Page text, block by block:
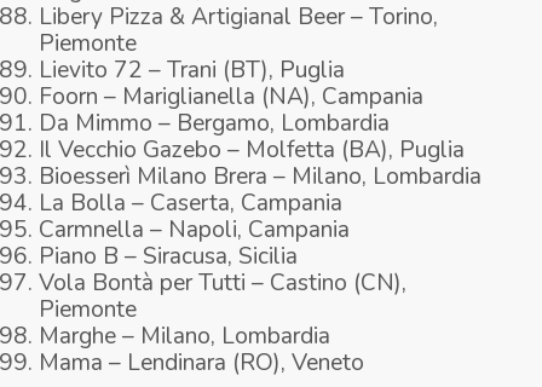
Libery Pizza & Artigianal Beer – Torino,
Piemonte
Lievito 72 – Trani (BT), Puglia
Foorn – Mariglianella (NA), Campania
Da Mimmo – Bergamo, Lombardia
Il Vecchio Gazebo – Molfetta (BA), Puglia
Bioesserì Milano Brera – Milano, Lombardia
La Bolla – Caserta, Campania
Carmnella – Napoli, Campania
Piano B – Siracusa, Sicilia
Vola Bontà per Tutti – Castino (CN),
Piemonte
Marghe – Milano, Lombardia
Mama – Lendinara (RO), Veneto